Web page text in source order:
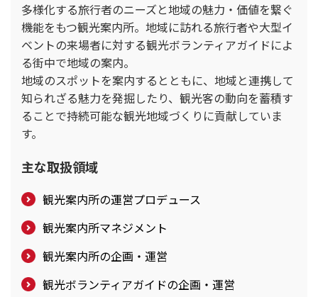
多様化する旅行者のニーズと地域の魅力・価値を繋ぐ
機能をもつ観光案内所。地域に訪れる旅行者や大型イ
ベントの来場者に対する観光ボランティアガイドによ
る街中で地域の案内。
地域のスポットを案内するとともに、地域と連携して
知られざる魅力を発掘したり、観光客の動向を蓄積す
ることで持続可能な観光地域づくりに貢献していま
す。
主な取扱領域
観光案内所の運営プロデュース
観光案内所マネジメント
観光案内所の企画・運営
観光ボランティアガイドの企画・運営